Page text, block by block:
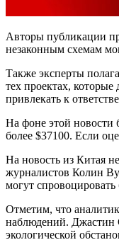
Авторы публикации
незаконным схемам
Также эксперты
тех проектах,
привлекать к
На фоне этой новости
более $37100. Если
На новость из Китая
журналистов Колин Ву
могут
Отметим, что
наблюдений. Джастин
экологической